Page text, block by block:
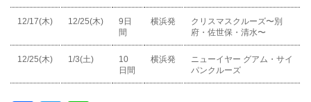
12/17(木) 12/25(木)
9日
間
横浜発
クリスマスクルーズ〜別
府・佐世保・清水〜
12/25(木) 1/3(土)
10
日間
横浜発
ニューイヤー グアム・サイ
パンクルーズ